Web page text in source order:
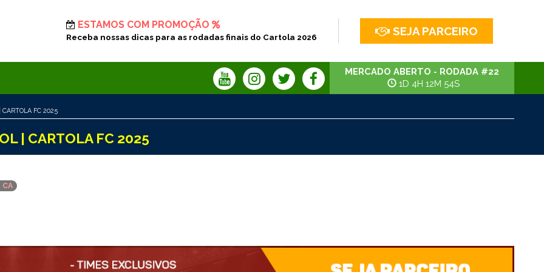
ESTAMOS COM PROMOÇÃO
Receba nossas dicas para as rodadas finais do Cartola 2026 SEJA PARCEIRO
MERCADO ABERTO - RODADA #22
1D 4H 12M 53S
FC 2025
| CARTOLA FC 2025
CA